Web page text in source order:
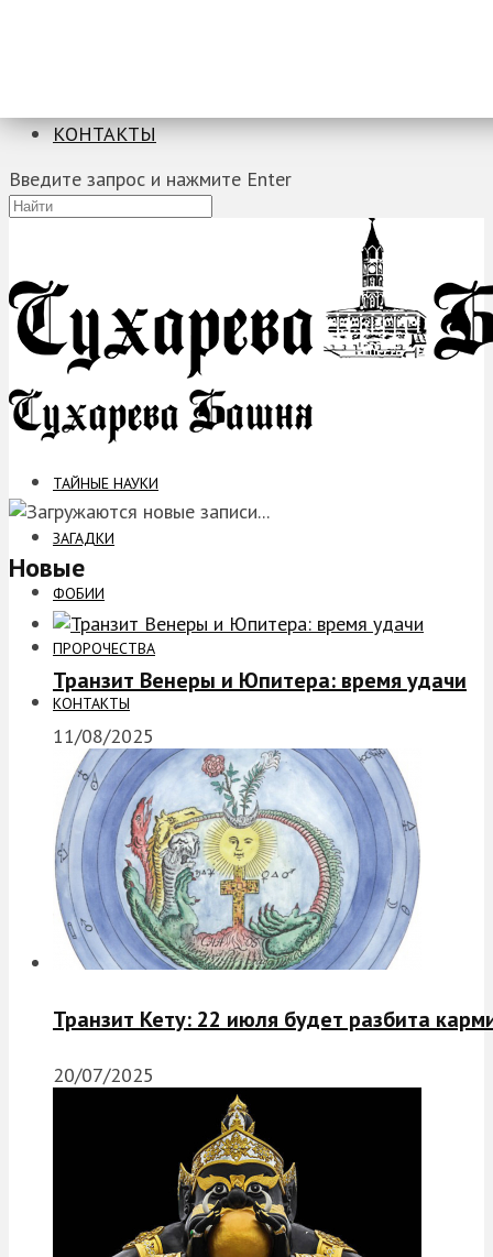
КОНТАКТЫ
Введите запрос и нажмите Enter
ТАЙНЫЕ НАУКИ
ЗАГАДКИ
ФОБИИ
ПРОРОЧЕСТВА
КОНТАКТЫ
Новые
Транзит Венеры и Юпитера: время удачи
11/08/2025
Транзит Кету: 22 июля будет разбита
20/07/2025